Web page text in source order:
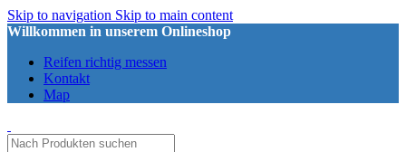
Skip to navigation Skip to main content
Willkommen in unserem Onlineshop
Reifen richtig messen
Kontakt
Map